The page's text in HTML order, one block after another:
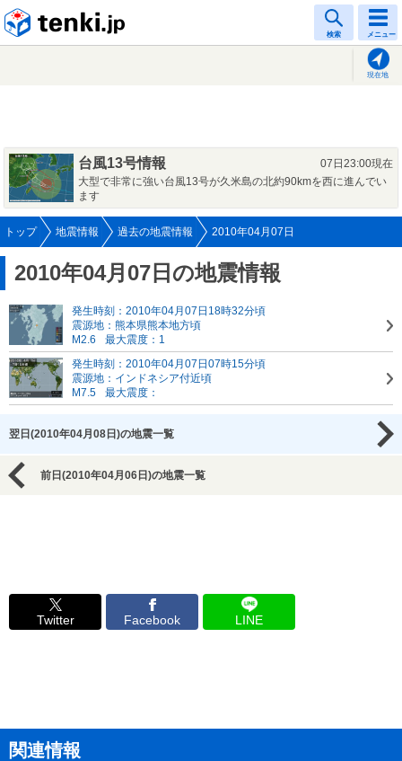
検索 メニュー
現在地
台風13号情報
07日23:00現在
大型で非常に強い台風13号が久米島の北約90kmを西に進んでい
ます
トップ 地震情報 過去の地震情報 2010年04月07日
2010年04月07日の地震情報
発生時刻：2010年04月07日18時32分頃
震源地：熊本県熊本地方頃
M2.6
最大震度：1
発生時刻：2010年04月07日07時15分頃
震源地：インドネシア付近頃
M7.5
最大震度：
翌日(2010年04月08日)の地震一覧
前日(2010年04月06日)の地震一覧
Twitter Facebook LINE
関連情報